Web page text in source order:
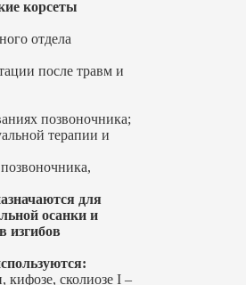
корсеты
отдела
после травм и
позвоночника;
терапии и
для
осанки и
изгибов
сколиозе I –